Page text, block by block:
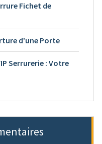
Fichet de
d’une Porte
Serrurerie : Votre